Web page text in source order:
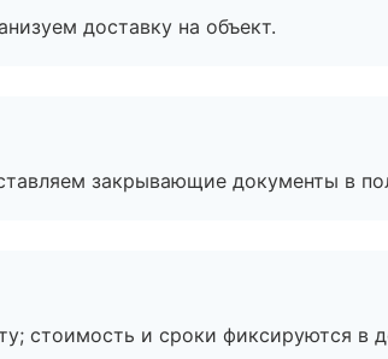
доставку на объект.
закрывающие документы в
стоимость и сроки фиксируются в